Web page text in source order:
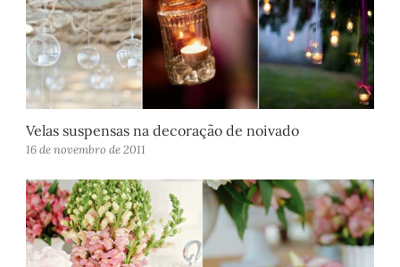
Velas suspensas na decoração de noivado
16 de novembro de 2011